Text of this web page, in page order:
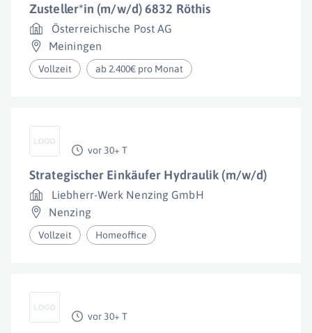
Zusteller*in (m/w/d) 6832 Röthis
Österreichische Post AG
Meiningen
Vollzeit ab 2.400€ pro Monat
vor 30+ T
Strategischer Einkäufer Hydraulik (m/w/d)
Liebherr-Werk Nenzing GmbH
Nenzing
Vollzeit Homeoffice
vor 30+ T